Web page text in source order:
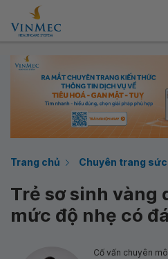
Trang chủ Chuyên trang
Trẻ sơ sinh vàng
mức độ nhẹ có
Cố vấn chuyên